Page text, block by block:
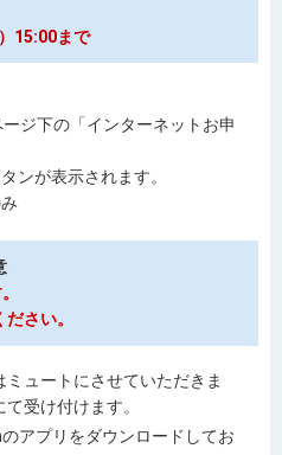
15:00まで
ジ下の「インターネットお申
ンが表示されます。
さい。
ュートにさせていただきま
受け付けます。
アプリをダウンロードしてお